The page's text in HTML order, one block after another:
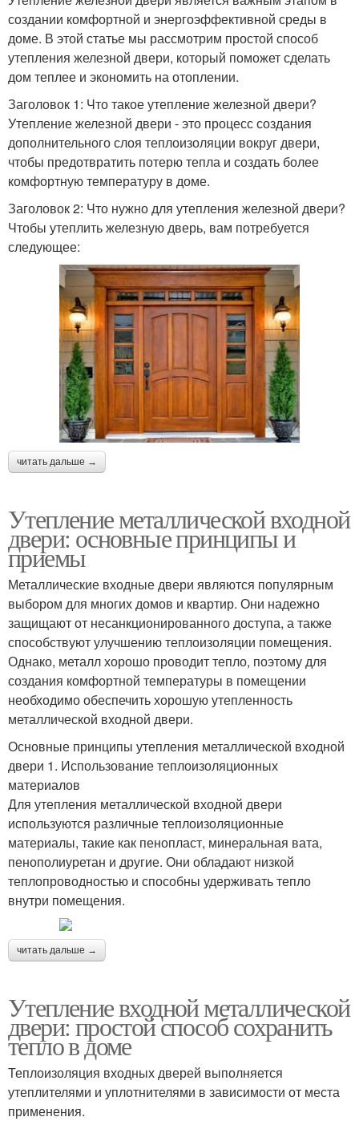
создании комфортной и энергоэффективной среды в
доме. В этой статье мы рассмотрим простой способ
утепления железной двери, который поможет сделать
дом теплее и экономить на отоплении.
Заголовок 1: Что такое утепление железной двери?
Утепление железной двери - это процесс создания
дополнительного слоя теплоизоляции вокруг двери,
чтобы предотвратить потерю тепла и создать более
комфортную температуру в доме.
Заголовок 2: Что нужно для утепления железной двери?
Чтобы утеплить железную дверь, вам потребуется
следующее:
читать дальше →
Утепление металлической входной
двери: основные принципы и
приемы
Металлические входные двери являются популярным
выбором для многих домов и квартир. Они надежно
защищают от несанкционированного доступа, а также
способствуют улучшению теплоизоляции помещения.
Однако, металл хорошо проводит тепло, поэтому для
создания комфортной температуры в помещении
необходимо обеспечить хорошую утепленность
металлической входной двери.
Основные принципы утепления металлической входной
двери 1. Использование теплоизоляционных
материалов
Для утепления металлической входной двери
используются различные теплоизоляционные
материалы, такие как пенопласт, минеральная вата,
пенополиуретан и другие. Они обладают низкой
теплопроводностью и способны удерживать тепло
внутри помещения.
читать дальше →
Утепление входной металлической
двери: простой способ сохранить
тепло в доме
Теплоизоляция входных дверей выполняется
утеплителями и уплотнителями в зависимости от места
применения.